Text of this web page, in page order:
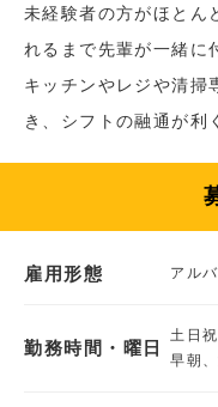
未経験者の方がほとん
れるまで先輩が一緒に
キッチンやレジや清掃
き、シフトの融通が利
雇用形態 アル
勤務時間・曜日
土日
早朝